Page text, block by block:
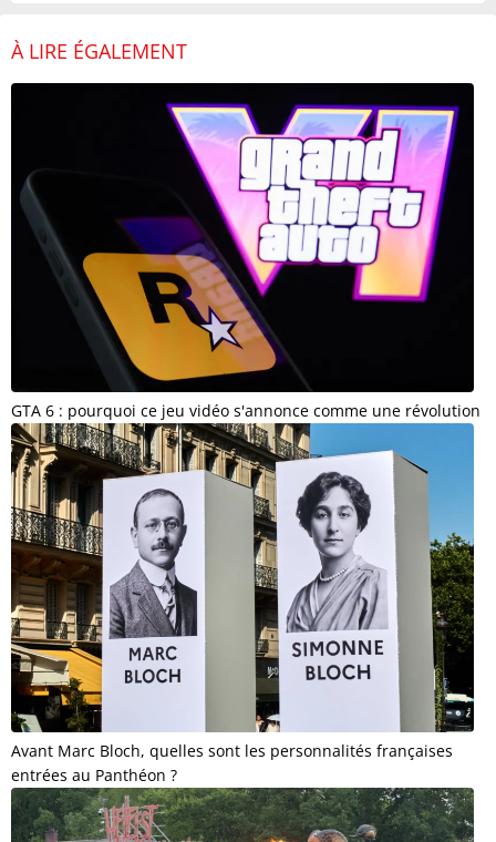
À LIRE ÉGALEMENT
GTA 6 : pourquoi ce jeu vidéo s'annonce comme une révolution
Avant Marc Bloch, quelles sont les personnalités françaises
entrées au Panthéon ?